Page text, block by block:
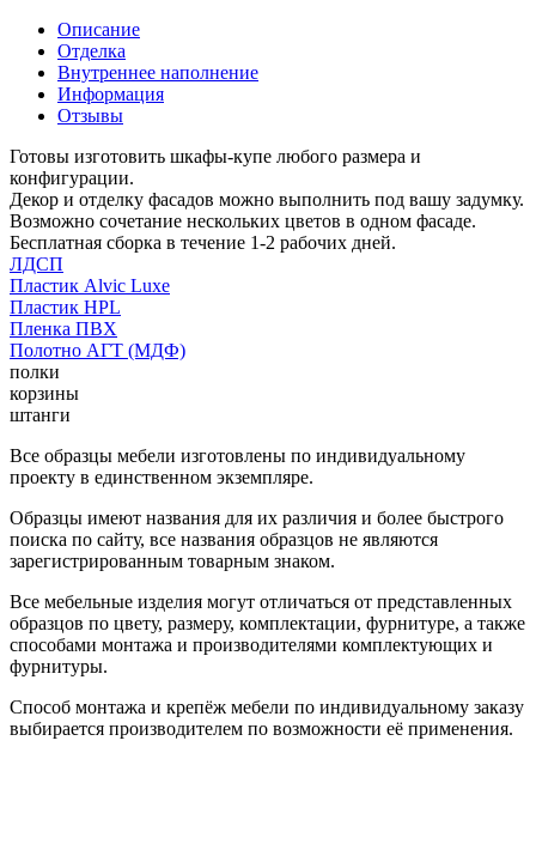
Описание
Отделка
Внутреннее наполнение
Информация
Отзывы
Готовы изготовить шкафы-купе любого размера и
конфигурации.
Декор и отделку фасадов можно выполнить под вашу задумку.
Возможно сочетание нескольких цветов в одном фасаде.
Бесплатная сборка в течение 1-2 рабочих дней.
ЛДСП
Пластик Alvic Luxe
Пластик HPL
Пленка ПВХ
Полотно АГТ (МДФ)
полки
корзины
штанги
Все образцы мебели изготовлены по индивидуальному
проекту в единственном экземпляре.
Образцы имеют названия для их различия и более быстрого
поиска по сайту, все названия образцов не являются
зарегистрированным товарным знаком.
Все мебельные изделия могут отличаться от представленных
образцов по цвету, размеру, комплектации, фурнитуре, а также
способами монтажа и производителями комплектующих и
фурнитуры.
Способ монтажа и крепёж мебели по индивидуальному заказу
выбирается производителем по возможности её применения.